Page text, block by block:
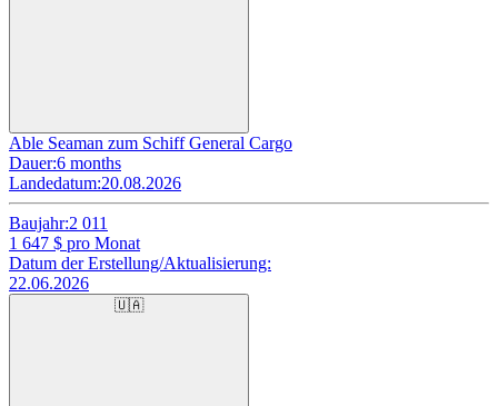
Able Seaman zum Schiff General Cargo
Dauer:6 months
Landedatum:20.08.2026
Baujahr:2 011
1 647 $ pro Monat
Datum der Erstellung/Aktualisierung:
22.06.2026
🇺🇦